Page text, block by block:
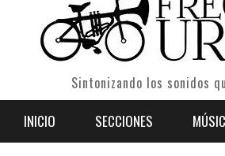
Sintonizando los sonidos
INICIO SECCIONES